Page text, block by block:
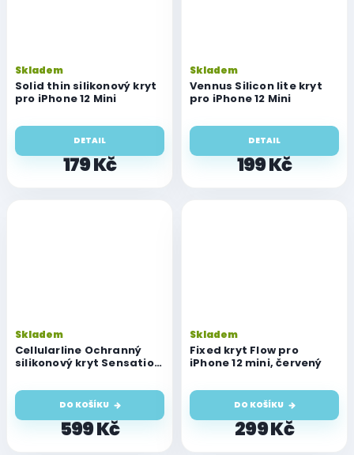
Solid thin silikonový kryt
pro iPhone 12 Mini
Skladem
179 Kč
DETAIL
Vennus Silicon lite kryt
pro iPhone 12 Mini
Skladem
199 Kč
DETAIL
Cellularline Ochranný
silikonový kryt Sensation
Skladem
599 Kč
DO KOŠÍKU
Fixed kryt Flow pro
iPhone 12 mini, červený
Skladem
299 Kč
DO KOŠÍKU